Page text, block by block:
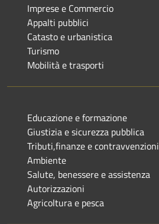
Imprese e Commercio
Appalti pubblici
Catasto e urbanistica
Turismo
Mobilità e trasporti
Educazione e formazione
Giustizia e sicurezza pubblica
Tributi,finanze e contravvenzioni
Ambiente
Salute, benessere e assistenza
Autorizzazioni
Agricoltura e pesca